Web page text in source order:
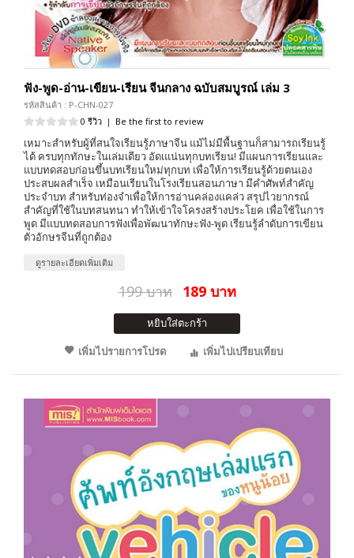
ฟัง-พูด-อ่าน-เขียน-เรียน จีนกลาง ฉบับสมบูรณ์ เล่ม 3
รหัสสินค้า : P-CHN-027
0 รีวิว | Be the first to review
เหมาะสำหรับผู้ที่สนใจเรียนรู้ภาษาจีน แม้ไม่มีพื้นฐานก็สามารถเรียนรู้
ได้ ครบทุกทักษะในเล่มเดียว อัดเแน่นทุกบทเรียน! มีแผนการเรียนและ
แบบทดสอบก่อนขึ้นบทเรียนใหม่ทุกบท เพื่อให้การเรียนรู้ด้วยตนเอง
ประสบผลสำเร็จ เหมือนเรียนในโรงเรียนสอนภาษา มีคำศัพท์สำคัญ
ประจำบท สำหรับท่องจำเพื่อให้การอ่านคล่องแคล่ว สรุปไวยากรณ์
สำคัญที่ใช้ในบทสนทนา ทำให้เข้าใจโครงสร้างประโยค เพื่อใช้ในการ
พูด มีแบบทดสอบการฟังเพื่อพัฒนาทักษะฟัง-พูด เรียนรู้ลำดับการเขียน
ตัวอักษรจีนที่ถูกต้อง
ดูรายละเอียดเพิ่มเติม
199 บาท 189 บาท
หยิบใส่ตะกร้า
เพิ่มไปรายการโปรด
เพิ่มไปเปรียบเทียบ